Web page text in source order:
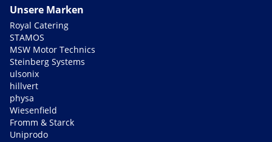
Unsere Marken
Royal Catering
STAMOS
MSW Motor Technics
Steinberg Systems
ulsonix
hillvert
physa
Wiesenfield
Fromm & Starck
Uniprodo